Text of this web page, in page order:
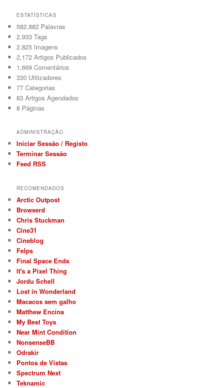
ESTATÍSTICAS
582,882 Palavras
2,933 Tags
2,825 Imagens
2,172 Artigos Publicados
1,669 Comentários
330 Utilizadores
77 Categorias
83 Artigos Agendados
8 Páginas
ADMINISTRAÇÃO
Iniciar Sessão / Registo
Terminar Sessão
Feed RSS
RECOMENDADOS
Arctic Outpost
Browserd
Chris Stuckman
Cine31
Cineblog
Felps
Final Space Ends
It's a Pixel Thing
Jordu Schell
Lost in Wonderland
Macacos sem galho
Matthew Encina
My Best Toys
Near Mint Condition
NonsenseBB
Odrakir
Pontos de Vistas
Spectrum Next
Teknamic